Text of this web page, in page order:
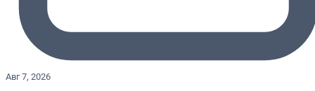
Авг 7, 2026